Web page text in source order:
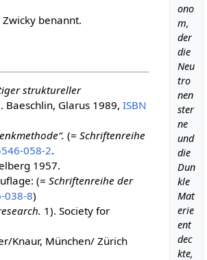
ono
m,
der
die
Neu
tro
nen
ster
ne
und
die
Dun
kle
Mat
erie
ent
dec
kte,
benannt.
struktureller
Baeschlin, Glarus 1989, ISBN
(= Schriftenreihe
058-2.
1957.
(= Schriftenreihe der
038-8)
1). Society for
Knaur, München/ Zürich